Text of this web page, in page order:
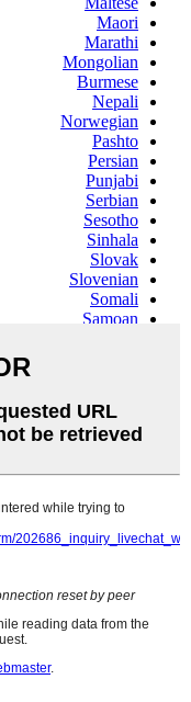
Maori
Marathi
Mongolian
Burmese
Nepali
Norwegian
Pashto
Persian
Punjabi
Serbian
Sesotho
Sinhala
Slovak
Slovenian
Somali
Samoan
Swahili
Tajik
Telugu
Ukrainian
Urdu
Welsh
Xhosa
Yiddish